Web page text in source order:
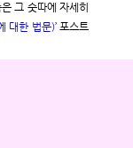
그 숫따에 자세히
대한 법문)’ 포스트